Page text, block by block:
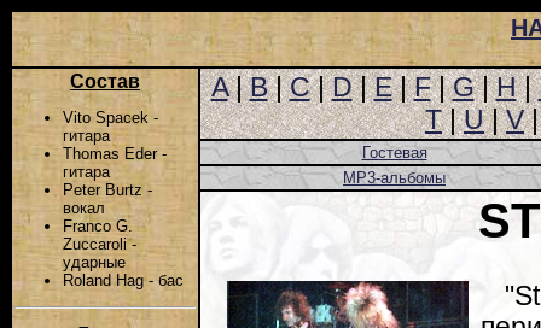
Состав
Vito Spacek -
гитара
Thomas Eder -
гитара
Peter Burtz -
вокал
Franco G.
Zuccaroli -
ударные
Roland Hag - бас
A|B|C|D|E|F|G|H|
T|U|V
Гостевая
MP3-альбомы